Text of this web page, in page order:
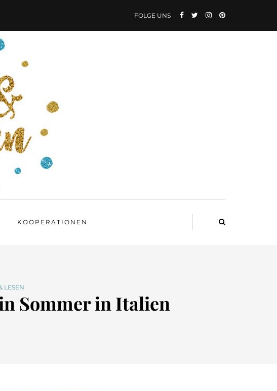
FOLGE UNS
KOOPERATIONEN
LESEN
Sommer in Italien